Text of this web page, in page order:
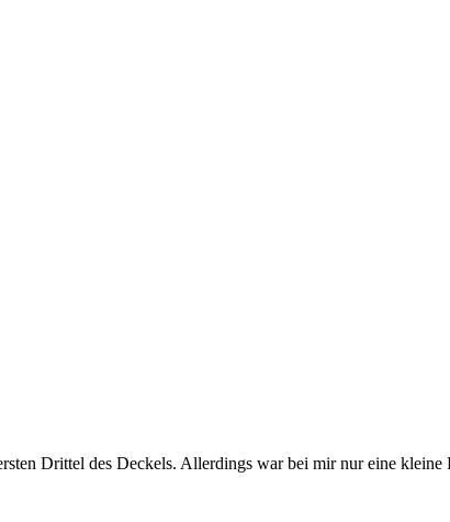
Drittel des Deckels. Allerdings war bei mir nur eine